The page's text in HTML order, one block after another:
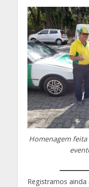
Homenagem
Registramos